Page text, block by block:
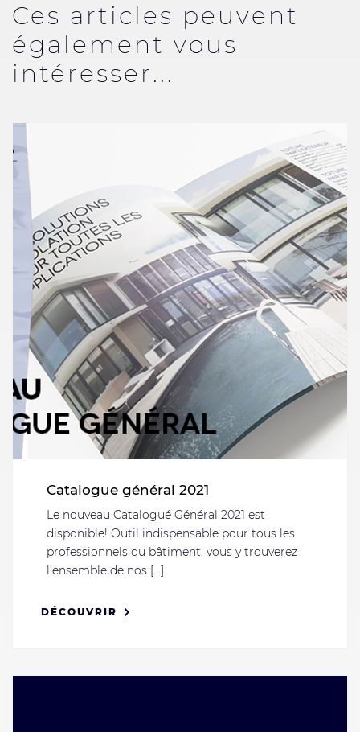
Ces articles peuvent
également vous
intéresser...
Catalogue général 2021
Le nouveau Catalogué Général 2021 est
disponible! Outil indispensable pour tous les
professionnels du bâtiment, vous y trouverez
l’ensemble de nos [...]
DÉCOUVRIR